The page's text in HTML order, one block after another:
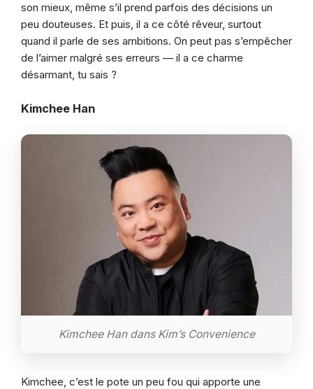
son mieux, même s’il prend parfois des décisions un
peu douteuses. Et puis, il a ce côté rêveur, surtout
quand il parle de ses ambitions. On peut pas s’empêcher
de l’aimer malgré ses erreurs — il a ce charme
désarmant, tu sais ?
Kimchee Han
Kimchee Han dans Kim’s Convenience
Kimchee, c’est le pote un peu fou qui apporte une